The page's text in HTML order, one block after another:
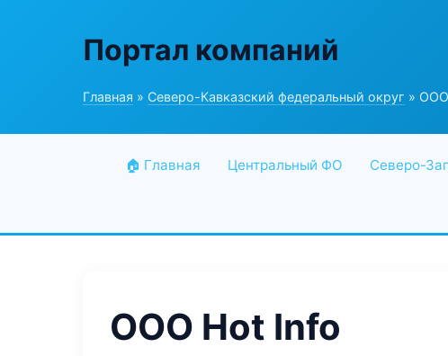
Портал компаний
Главная » Северо-Кавказский федеральный округ »
🏠 Главная Центральный ФО Северо-
ООО Hot Info